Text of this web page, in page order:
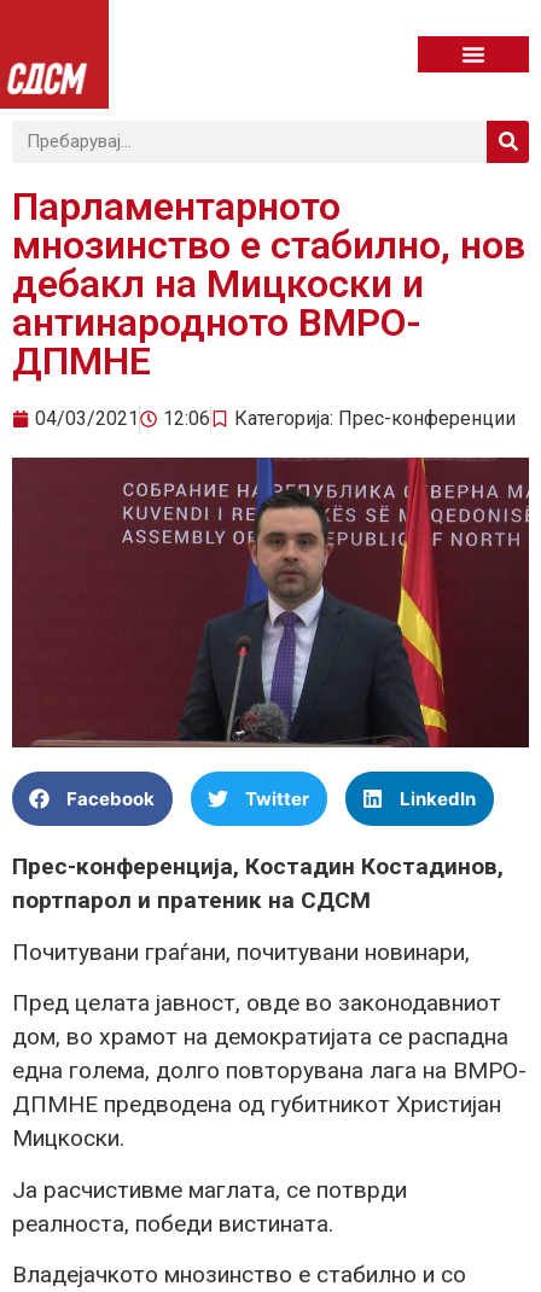
Парламентарното
мнозинство е стабилно, нов
дебакл на Мицкоски и
антинародното ВМРО-
ДПМНЕ
04/03/2021 12:06 Категорија: Прес-конференции
Facebook Twitter LinkedIn
Прес-конференција, Костадин Костадинов,
портпарол и пратеник на СДСМ
Почитувани граѓани, почитувани новинари,
Пред целата јавност, овде во законодавниот
дом, во храмот на демократијата се распадна
една голема, долго повторувана лага на ВМРО-
ДПМНЕ предводена од губитникот Христијан
Мицкоски.
Ја расчистивме маглата, се потврди
реалноста, победи вистината.
Владејачкото мнозинство е стабилно и со